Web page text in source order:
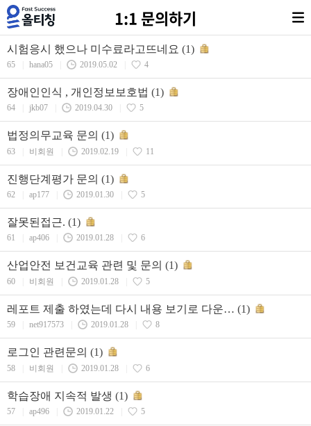
1:1 문의하기
시험응시 했으나 미수료라고뜨네요 (1)
65 hana05 2019.05.02 4
장애인인식 , 개인정보보호법 (1)
64 jkb07 2019.04.30 5
법정의무교육 문의 (1)
63 비회원 2019.02.19 11
진행단계평가 문의 (1)
62 ap177 2019.01.30 5
잘못된접근. (1)
61 ap406 2019.01.28 6
산업안전 보건교육 관련 및 문의 (1)
60 비회원 2019.01.28 5
레포트 제출 하였는데 다시 내용 보기로 다운… (1)
59 net917573 2019.01.28 8
로그인 관련문의 (1)
58 비회원 2019.01.28 6
학습장애 지속적 발생 (1)
57 ap496 2019.01.22 5